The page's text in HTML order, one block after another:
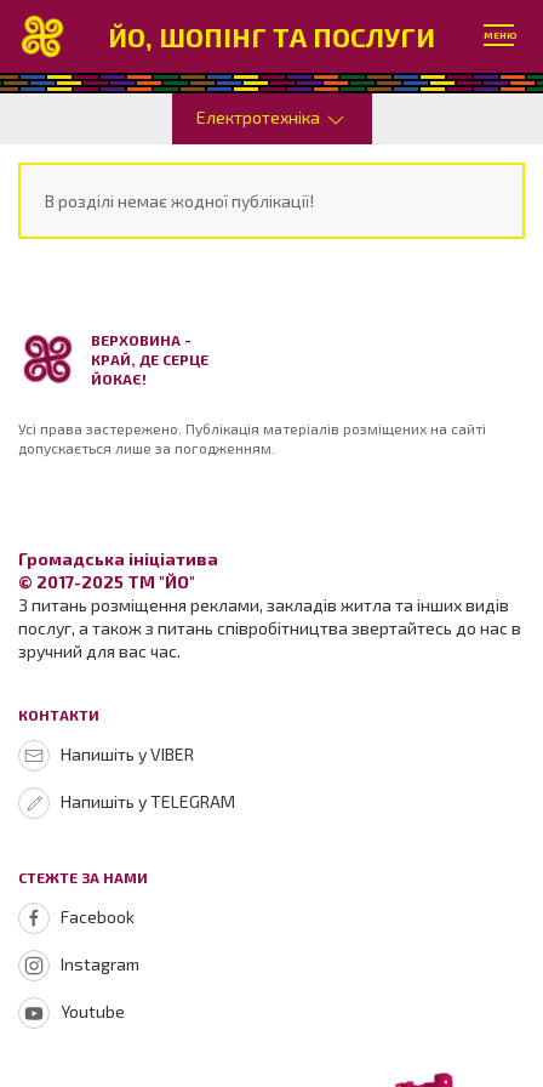
ЙО, ШОПІНГ ТА ПОСЛУГИ МЕНЮ
Електротехніка
В розділі немає жодної публікації!
ВЕРХОВИНА -
КРАЙ, ДЕ СЕРЦЕ
ЙОКАЄ!
Усі права застережено. Публікація матеріалів розміщених на сайті
допускається лише за погодженням.
Громадська ініціатива
© 2017-2025 ТМ "ЙО"
З питань розміщення реклами, закладів житла та інших видів
послуг, а також з питань співробітництва звертайтесь до нас в
зручний для вас час.
КОНТАКТИ
Напишіть у VIBER
Напишіть у TELEGRAM
СТЕЖТЕ ЗА НАМИ
Facebook
Instagram
Youtube